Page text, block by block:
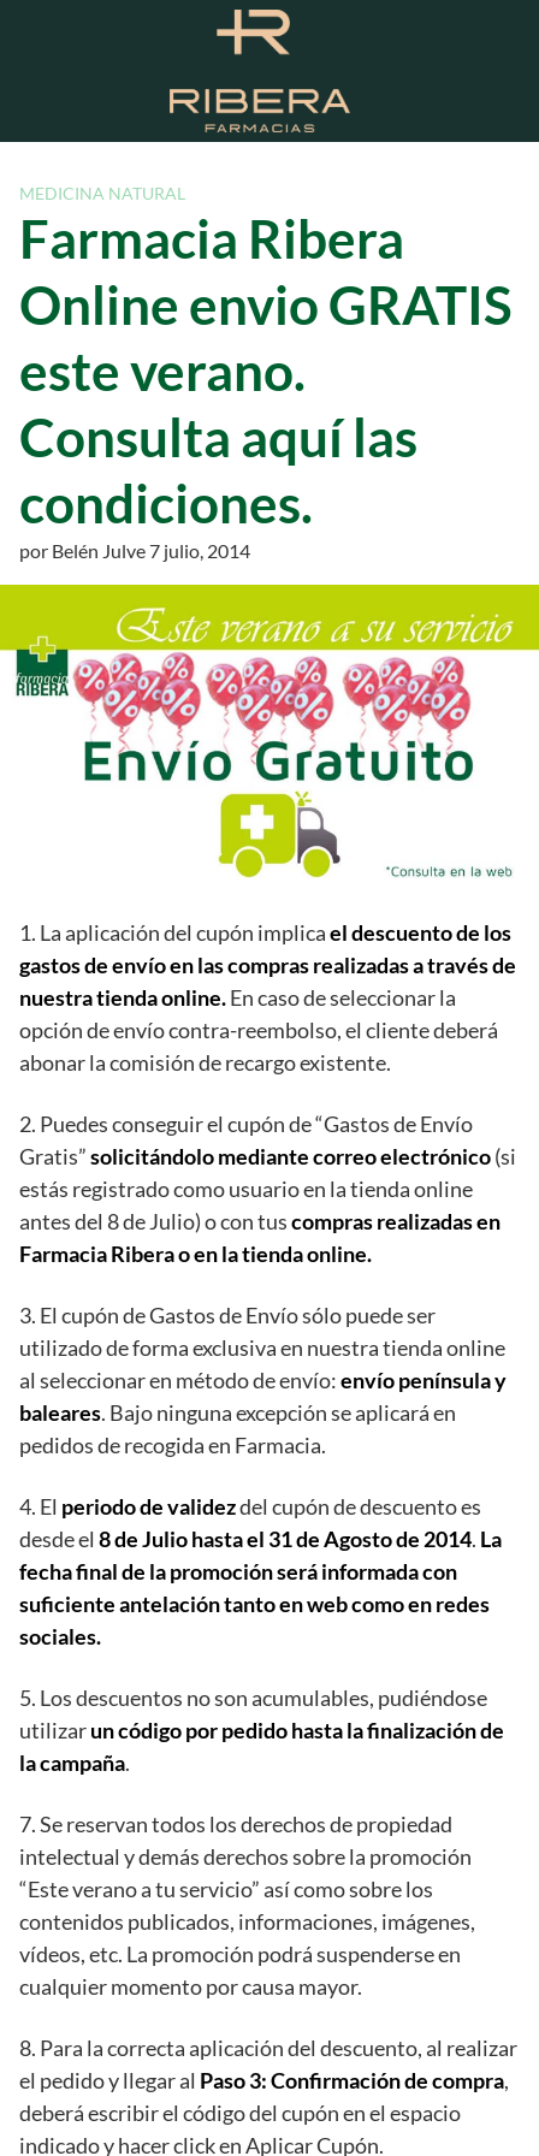
MEDICINA NATURAL
Farmacia Ribera
Online envio GRATIS
este verano.
Consulta aquí las
condiciones.
por Belén Julve7 julio, 2014
1. La aplicación del cupón implicael descuento de los
gastos de envío en las compras realizadas a través de
nuestratienda online.En caso de seleccionar la
opción de envío contra-reembolso, el cliente deberá
abonar la comisión de recargo existente.
2. Puedes conseguir el cupón de “Gastos de Envío
Gratis”solicitándolo mediante correo electrónico(si
estás registrado como usuario en la tienda online
antes del 8 de Julio) o con tuscompras realizadas en
Farmacia Ribera o en la tienda online.
3. El cupón de Gastos de Envío sólo puede ser
utilizado de forma exclusiva en nuestra tienda online
al seleccionar en método de envío:envío península y
baleares. Bajo ninguna excepción se aplicará en
pedidos de recogida en Farmacia.
4. El periodo de validezdel cupón de descuento es
desde el 8 de Julio hasta el 31 de Agosto de 2014. La
fecha final de la promoción será informada con
suficiente antelación tanto en web como en redes
sociales.
5. Los descuentos no son acumulables, pudiéndose
utilizarun código por pedido hasta la finalización de
la campaña.
7. Se reservan todos los derechos de propiedad
intelectual y demás derechos sobre la promoción
“Este verano a tu servicio” así como sobre los
contenidos publicados, informaciones, imágenes,
vídeos, etc. La promoción podrá suspenderse en
cualquier momento por causa mayor.
8. Para la correcta aplicación del descuento, al realizar
el pedido y llegar al Paso 3: Confirmación de compra,
deberá escribir el código del cupón en el espacio
indicado y hacer click en Aplicar Cupón.